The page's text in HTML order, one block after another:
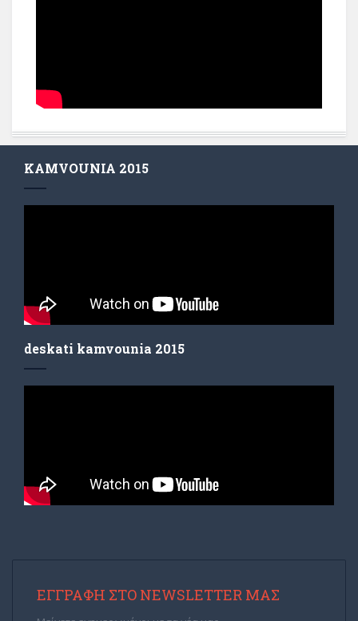
KAMVOUNIA 2015
deskati kamvounia 2015
ΕΓΓΡΑΦΉ ΣΤΟ NEWSLETTER ΜΑΣ